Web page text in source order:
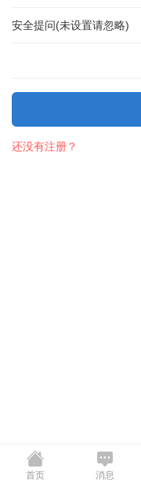
安全提问(未设置请忽略)
还没有注册？
首页 消息